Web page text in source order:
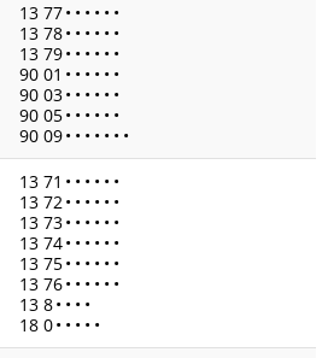
13 77• • • • • •
13 78• • • • • •
13 79• • • • • •
90 01 • • • • • •
90 03• • • • • •
90 05• • • • • •
90 09• • • • • • •
13 71 • • • • • •
13 72• • • • • •
13 73• • • • • •
13 74• • • • • •
13 75• • • • • •
13 76• • • • • •
13 8• • • •
18 0• • • • •